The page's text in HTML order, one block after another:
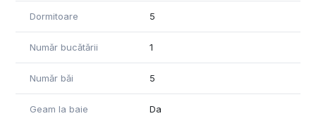
-camera tehnica
-camera depozitare
-baie
Etaj
-doua dormitoare cu baie proprie si dressing cu iesire pe
terasa
-baie
Dormitoare 5
Număr bucătării 1
Număr băi 5
Geam la baie Da